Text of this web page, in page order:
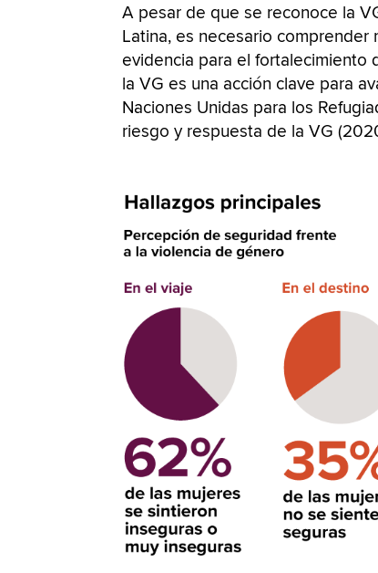
A pesar de que se reconoce la
Latina, es necesario
evidencia para el fortalecimiento
la VG es una acción clave para
Naciones Unidas para los
riesgo y respuesta de la VG